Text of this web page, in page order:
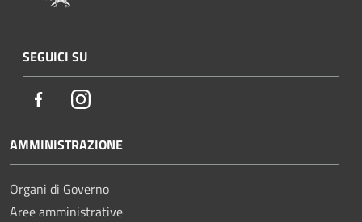
SEGUICI SU
FacebookInstagram
AMMINISTRAZIONE
Organi di Governo
Aree amministrative